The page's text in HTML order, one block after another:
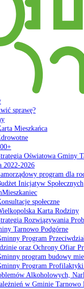
sprawę?
Mieszkańca
Oświatowa Gminy
2022-2026
program dla
Inicjatyw Społecznych
społeczne
Karta Rodziny
Rozwiązywania
Tarnowo Podgórne
Program
oraz Ochrony Ofiar
program budowy
Program
Alkoholowych,
w Gminie Tarnowo